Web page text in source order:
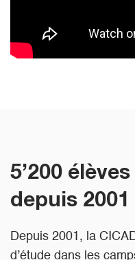
5’200
depuis 2001
Depuis 2001, la
d’étude dans les